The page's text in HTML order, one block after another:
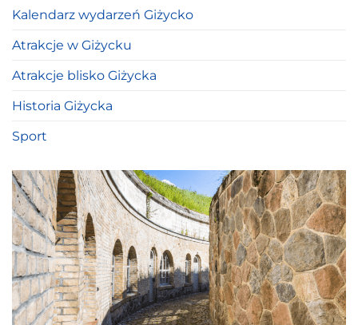
Kalendarz wydarzeń Giżycko
Atrakcje w Giżycku
Atrakcje blisko Giżycka
Historia Giżycka
Sport